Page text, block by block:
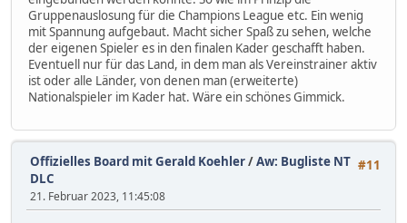
Gruppenauslosung für die Champions League etc. Ein wenig
mit Spannung aufgebaut. Macht sicher Spaß zu sehen, welche
der eigenen Spieler es in den finalen Kader geschafft haben.
Eventuell nur für das Land, in dem man als Vereinstrainer aktiv
ist oder alle Länder, von denen man (erweiterte)
Nationalspieler im Kader hat. Wäre ein schönes Gimmick.
#11
Offizielles Board mit Gerald Koehler/Aw: Bugliste NT
DLC
21. Februar 2023, 11:45:08